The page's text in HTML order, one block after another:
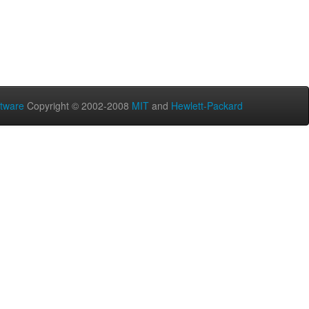
Copyright © 2002-2008 MIT and Hewlett-Packard